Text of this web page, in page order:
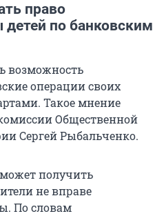
право
по банковским
возможность
операции своих
Такое мнение
Общественной
Сергей Рыбальченко.
может получить
не вправе
По словам